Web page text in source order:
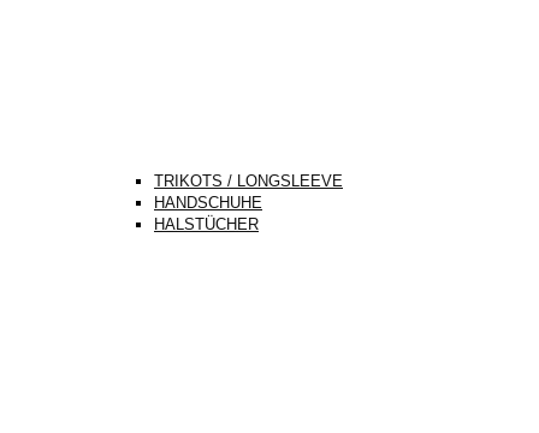
TRIKOTS / LONGSLEEVE
HANDSCHUHE
HALSTÜCHER